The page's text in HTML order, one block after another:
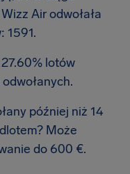
Air odwołała
1591.
lotów
później niż 14
Może
do 600 €.